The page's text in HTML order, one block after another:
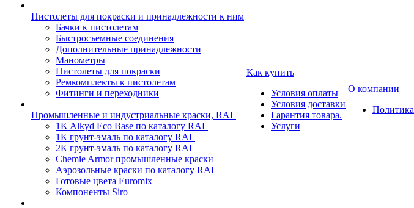
Пистолеты для покраски и принадлежности к ним
Бачки к пистолетам
Быстросъемные соединения
Дополнительные принадлежности
Манометры
Пистолеты для покраски
Ремкомплекты к пистолетам
Фитинги и переходники
Промышленные и индустриальные краски, RAL
1K Alkyd Eco Base по каталогу RAL
1К грунт-эмаль по каталогу RAL
2К грунт-эмаль по каталогу RAL
Chemie Armor промышленные краски
Аэрозольные краски по каталогу RAL
Готовые цвета Euromix
Компоненты Siro
Как купить
Условия оплаты
Условия доставки
Гарантия товара.
Услуги
О компании
Политика